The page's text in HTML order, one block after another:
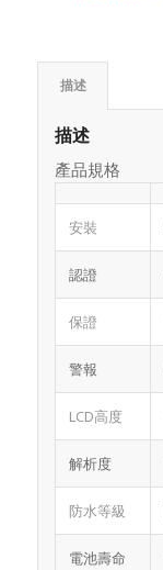
描述
描述
產品規格
安裝
認證
保證
警報
LCD高度
解析度
防水等級
電池壽命